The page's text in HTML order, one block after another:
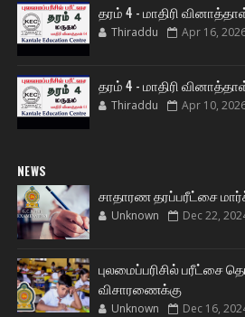
தரம் 4 - மாதிரி
Thiraddu Apr 16,
தரம் 4 - மாதிரி
Thiraddu Apr 10,
NEWS
சாதாரண தரப்பரீட்சை
Unknown Dec 22,
புலமைப்பரிசில் பரீட்சை
விசாரணைக்கு
Unknown Dec 16,